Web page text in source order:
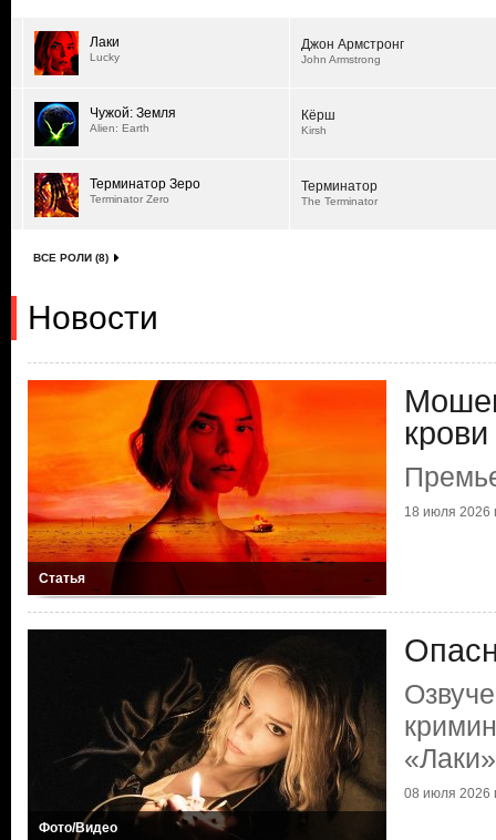
Лаки
Lucky
Джон Армстронг
John Armstrong
Чужой: Земля
Alien: Earth
Кёрш
Kirsh
Терминатор Зеро
Terminator Zero
Терминатор
The Terminator
ВСЕ РОЛИ (8)
Новости
Статья
крови
18 июля 2026
Фото/Видео
«Лаки»
08 июля 2026